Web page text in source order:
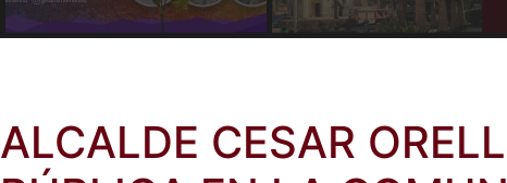
ALCALDE CESAR